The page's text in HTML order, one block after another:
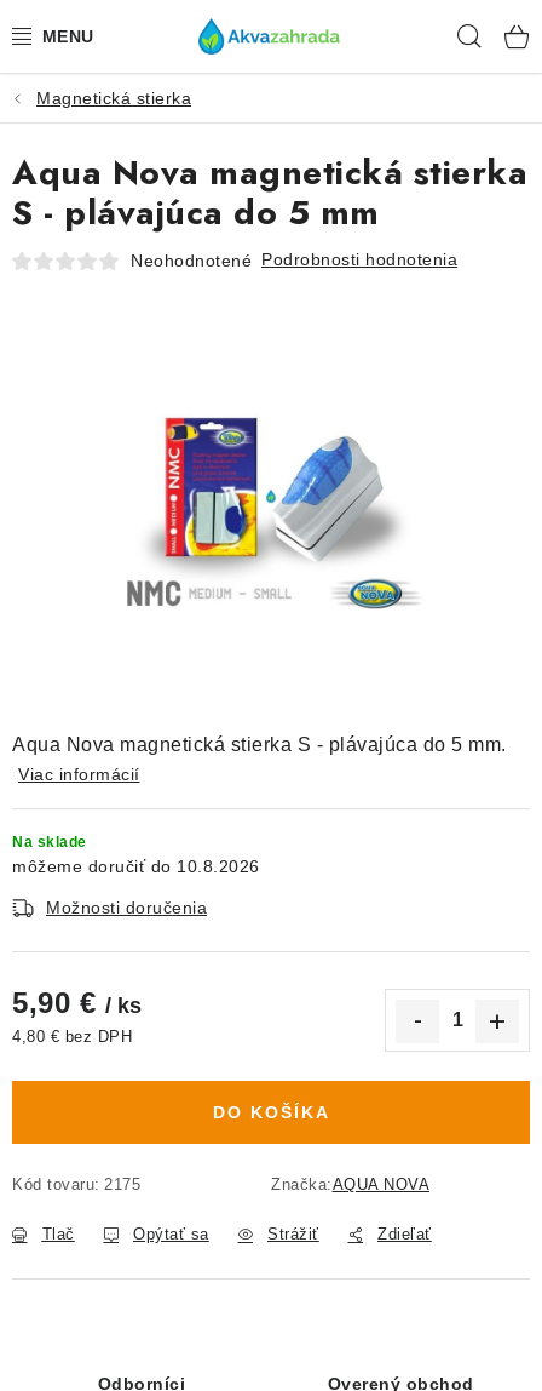
na
TECHNIKA
HNOJIVÁ
VODA
KRMIVÁ A VITAMÍNY
VÝPREDAJ
Moja objednávka
Magnetická stierka
Aqua Nova magnetická stierka S - plávajúca do 5 mm.
Viac informácií
Na sklade
10.8.2026
Možnosti doručenia
5,90 € / ks
4,80 € bez DPH
DO KOŠÍKA
Kód tovaru: 2175 Značka:AQUA NOVA
Tlač Opýtať sa Strážiť Zdieľať
Aqua Nova magnetická stierka
S - plávajúca do 5 mm
Neohodnotené Podrobnosti hodnotenia
Odborníci Overený obchod